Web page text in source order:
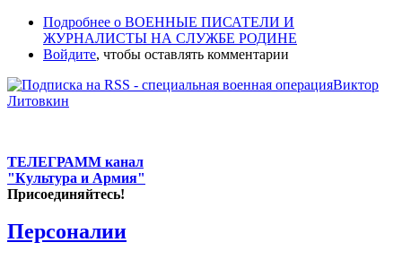
Подробнее о ВОЕННЫЕ ПИСАТЕЛИ И
ЖУРНАЛИСТЫ НА СЛУЖБЕ РОДИНЕ
Войдите, чтобы оставлять комментарии
ТЕЛЕГРАММ канал
"Культура и Армия"
Присоединяйтесь!
Персоналии